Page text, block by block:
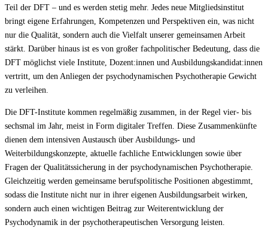
Teil der DFT – und es werden stetig mehr. Jedes neue Mitgliedsinstitut
bringt eigene Erfahrungen, Kompetenzen und Perspektiven ein, was nicht
nur die Qualität, sondern auch die Vielfalt unserer gemeinsamen Arbeit
stärkt. Darüber hinaus ist es von großer fachpolitischer Bedeutung, dass die
DFT möglichst viele Institute, Dozent:innen und Ausbildungskandidat:innen
vertritt, um den Anliegen der psychodynamischen Psychotherapie Gewicht
zu verleihen.
Die DFT-Institute kommen regelmäßig zusammen, in der Regel vier- bis
sechsmal im Jahr, meist in Form digitaler Treffen. Diese Zusammenkünfte
dienen dem intensiven Austausch über Ausbildungs- und
Weiterbildungskonzepte, aktuelle fachliche Entwicklungen sowie über
Fragen der Qualitätssicherung in der psychodynamischen Psychotherapie.
Gleichzeitig werden gemeinsame berufspolitische Positionen abgestimmt,
sodass die Institute nicht nur in ihrer eigenen Ausbildungsarbeit wirken,
sondern auch einen wichtigen Beitrag zur Weiterentwicklung der
Psychodynamik in der psychotherapeutischen Versorgung leisten.